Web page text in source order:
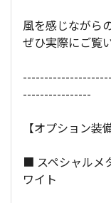
風を感じながら
ぜひ実際にご覧
----------------
【オプション装
■ スペシャルメ
ワイト